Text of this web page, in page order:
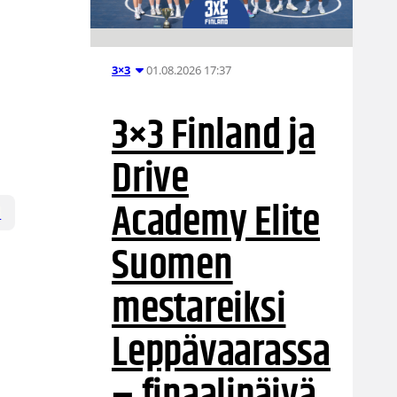
3×3 01.08.2026 17:37
3×3 Finland ja
Drive
Academy Elite
Suomen
mestareiksi
Leppävaarassa